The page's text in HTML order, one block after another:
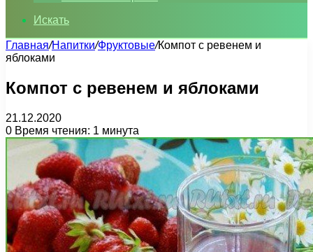
Искать
Главная/Напитки/Фруктовые/Компот с ревенем и
яблоками
Компот с ревенем и яблоками
21.12.2020
0 Время чтения: 1 минута